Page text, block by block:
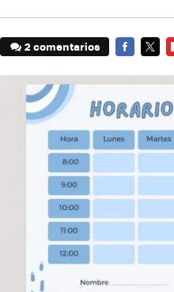
2 comentarios